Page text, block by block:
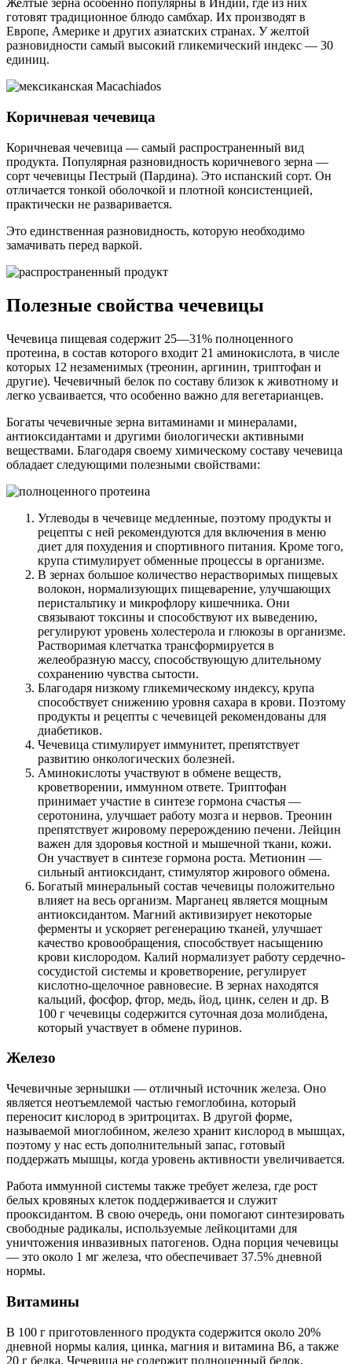
Желтые зерна особенно популярны в Индии, где из них
готовят традиционное блюдо самбхар. Их производят в
Европе, Америке и других азиатских странах. У желтой
разновидности самый высокий гликемический индекс — 30
единиц.
Коричневая чечевица
Коричневая чечевица — самый распространенный вид
продукта. Популярная разновидность коричневого зерна —
сорт чечевицы Пестрый (Пардина). Это испанский сорт. Он
отличается тонкой оболочкой и плотной консистенцией,
практически не разваривается.
Это единственная разновидность, которую необходимо
замачивать перед варкой.
Полезные свойства чечевицы
Чечевица пищевая содержит 25—31% полноценного
протеина, в состав которого входит 21 аминокислота, в числе
которых 12 незаменимых (треонин, аргинин, триптофан и
другие). Чечевичный белок по составу близок к животному и
легко усваивается, что особенно важно для вегетарианцев.
Богаты чечевичные зерна витаминами и минералами,
антиоксидантами и другими биологически активными
веществами. Благодаря своему химическому составу чечевица
обладает следующими полезными свойствами:
Углеводы в чечевице медленные, поэтому продукты и
рецепты с ней рекомендуются для включения в меню
диет для похудения и спортивного питания. Кроме того,
крупа стимулирует обменные процессы в организме.
В зернах большое количество нерастворимых пищевых
волокон, нормализующих пищеварение, улучшающих
перистальтику и микрофлору кишечника. Они
связывают токсины и способствуют их выведению,
регулируют уровень холестерола и глюкозы в организме.
Растворимая клетчатка трансформируется в
желеобразную массу, способствующую длительному
сохранению чувства сытости.
Благодаря низкому гликемическому индексу, крупа
способствует снижению уровня сахара в крови. Поэтому
продукты и рецепты с чечевицей рекомендованы для
диабетиков.
Чечевица стимулирует иммунитет, препятствует
развитию онкологических болезней.
Аминокислоты участвуют в обмене веществ,
кроветворении, иммунном ответе. Триптофан
принимает участие в синтезе гормона счастья —
серотонина, улучшает работу мозга и нервов. Треонин
препятствует жировому перерождению печени. Лейцин
важен для здоровья костной и мышечной ткани, кожи.
Он участвует в синтезе гормона роста. Метионин —
сильный антиоксидант, стимулятор жирового обмена.
Богатый минеральный состав чечевицы положительно
влияет на весь организм. Марганец является мощным
антиоксидантом. Магний активизирует некоторые
ферменты и ускоряет регенерацию тканей, улучшает
качество кровообращения, способствует насыщению
крови кислородом. Калий нормализует работу сердечно-
сосудистой системы и кроветворение, регулирует
кислотно-щелочное равновесие. В зернах находятся
кальций, фосфор, фтор, медь, йод, цинк, селен и др. В
100 г чечевицы содержится суточная доза молибдена,
который участвует в обмене пуринов.
Железо
Чечевичные зернышки — отличный источник железа. Оно
является неотъемлемой частью гемоглобина, который
переносит кислород в эритроцитах. В другой форме,
называемой миоглобином, железо хранит кислород в мышцах,
поэтому у нас есть дополнительный запас, готовый
поддержать мышцы, когда уровень активности увеличивается.
Работа иммунной системы также требует железа, где рост
белых кровяных клеток поддерживается и служит
прооксидантом. В свою очередь, они помогают синтезировать
свободные радикалы, используемые лейкоцитами для
уничтожения инвазивных патогенов. Одна порция чечевицы
— это около 1 мг железа, что обеспечивает 37.5% дневной
нормы.
Витамины
В 100 г приготовленного продукта содержится около 20%
дневной нормы калия, цинка, магния и витамина B6, а также
20 г белка. Чечевица не содержит полноценный белок,